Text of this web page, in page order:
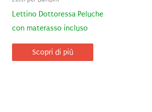
Lettino Dottoressa Peluche
con materasso incluso
Scopri di più